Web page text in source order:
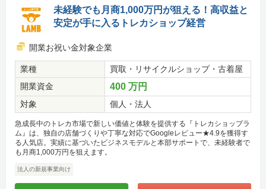
未経験でも月商1,000万円が狙える！高収益と
安定が手に入るトレカショップ経営
開業お祝い金対象企業
業種
買取・リサイクルショップ・古着屋
開業資金
400 万円
対象 個人・法人
急成長中のトレカ市場で新しい価値と体験を提供する『トレカショップラ
ム』は、独自の店舗づくりや丁寧な対応でGoogleレビュー★4.9を獲得す
る人気店。実績に基づいたビジネスモデルと本部サポートで、未経験者で
も月商1,000万円を狙えます。
法人の新規事業向け